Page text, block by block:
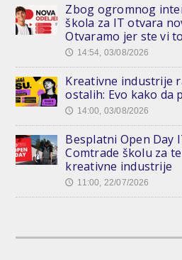
Zbog ogromnog
škola za IT otvara
Otvaramo jer ste vi
🕔 14:54, 03/08/2026
Kreativne industrije
ostalih: Evo kako da
🕔 14:00, 03/08/2026
Besplatni Open Day
Comtrade školu za
kreativne industrije
🕔 11:00, 22/07/2026